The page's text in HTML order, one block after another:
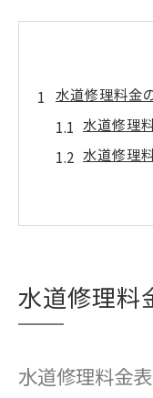
水道修理料金
水道修理
水道修理
水回りメ
水回りメ
ト
水道修理料
水道修理料金